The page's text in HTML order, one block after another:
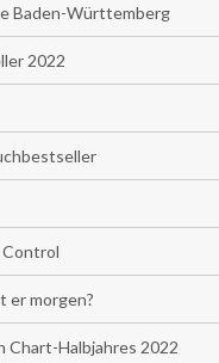
Baden-Württemberg
2022
Control
er morgen?
Chart-Halbjahres 2022